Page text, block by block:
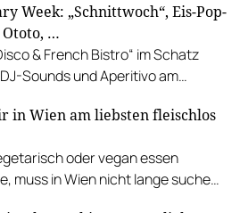
Week: „Schnittwoch“, Eis-Pop-
…
& French Bistro“ im Schatz
Sounds und Aperitivo am
„Fridays for Furmint“ u. v. m.
in Wien am liebsten fleischlos
oder vegan essen
muss in Wien nicht lange suchen.